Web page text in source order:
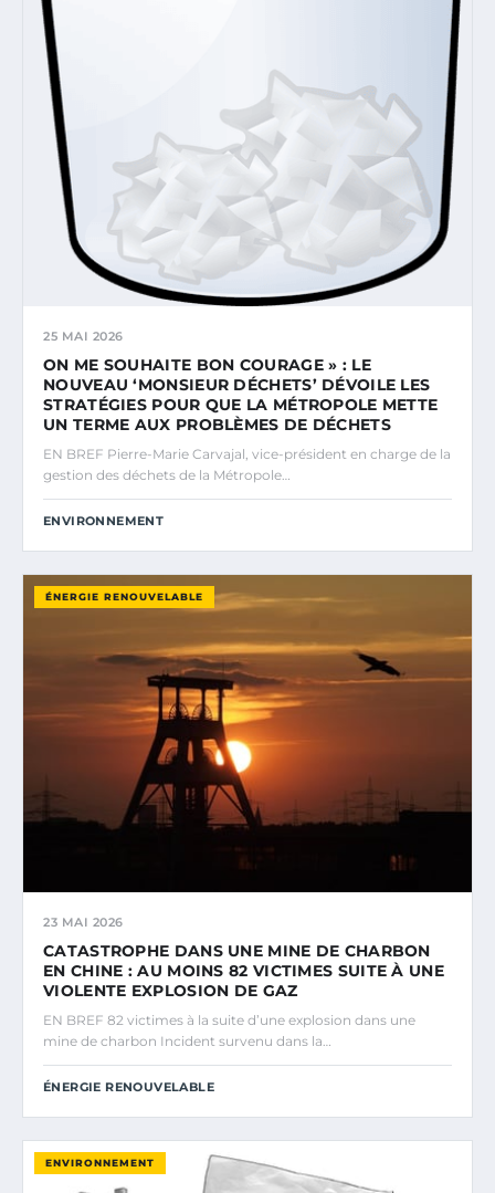
25 MAI 2026
ON ME SOUHAITE BON COURAGE » : LE
NOUVEAU ‘MONSIEUR DÉCHETS’ DÉVOILE LES
STRATÉGIES POUR QUE LA MÉTROPOLE METTE
UN TERME AUX PROBLÈMES DE DÉCHETS
EN BREF Pierre-Marie Carvajal, vice-président en charge de la
gestion des déchets de la Métropole…
ENVIRONNEMENT
ÉNERGIE RENOUVELABLE
23 MAI 2026
CATASTROPHE DANS UNE MINE DE CHARBON
EN CHINE : AU MOINS 82 VICTIMES SUITE À UNE
VIOLENTE EXPLOSION DE GAZ
EN BREF 82 victimes à la suite d’une explosion dans une
mine de charbon Incident survenu dans la…
ÉNERGIE RENOUVELABLE
ENVIRONNEMENT